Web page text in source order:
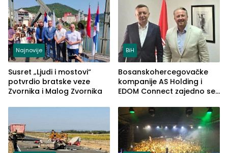
Najnovije
Susret „Ljudi i mostovi“
potvrdio bratske veze
Zvornika i Malog Zvornika
BiH
Bosanskohercegovačke
kompanije AS Holding i
EDOM Connect zajedno se